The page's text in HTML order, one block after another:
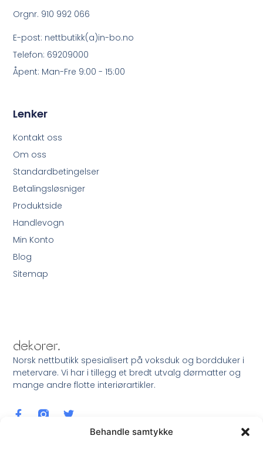
Behandle samtykke
Norsk nettbutikk spesialisert på voksduk og bordduker i
metervare. Vi har i tillegg et bredt utvalg dørmatter og
mange andre flotte interiørartikler.
Lenker
Kontakt oss
Om oss
Standardbetingelser
Betalingsløsniger
Produktside
Handlevogn
Min Konto
Blog
Sitemap
Orgnr. 910 992 066
E-post: nettbutikk(a)in-bo.no
Telefon: 69209000
Åpent: Man-Fre 9:00 - 15:00